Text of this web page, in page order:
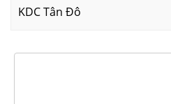
KDC Tân Đô